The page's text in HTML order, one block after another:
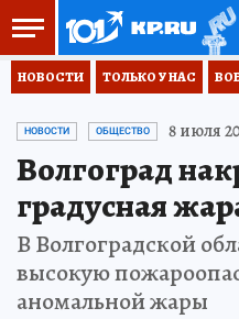
НОВОСТИ ТОЛЬКО У НАС
НОВОСТИ ОБЩЕСТВО 8 июля
Волгоград
градусная
В Волгоградской
высокую
аномальной жары